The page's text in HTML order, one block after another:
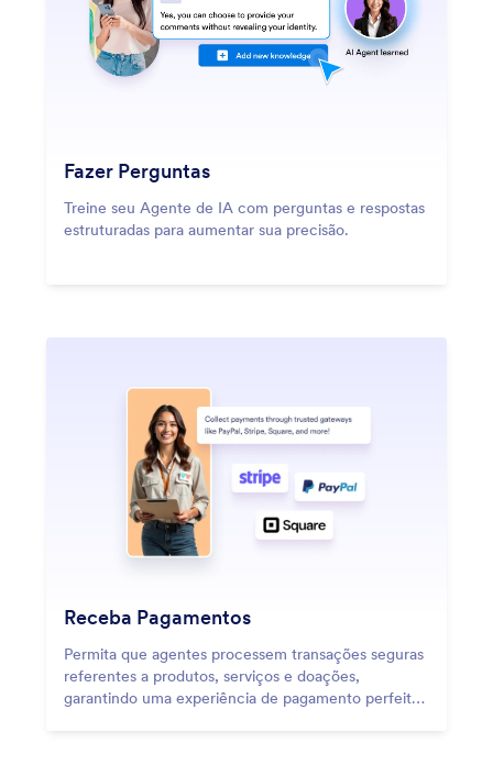
Fazer Perguntas
Treine seu Agente de IA com perguntas e respostas
estruturadas para aumentar sua precisão.
Receba Pagamentos
Permita que agentes processem transações seguras
referentes a produtos, serviços e doações,
garantindo uma experiência de pagamento perfeita